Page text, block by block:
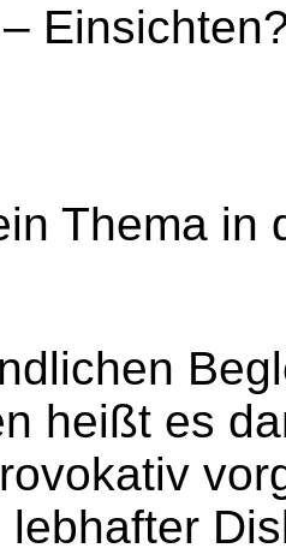
Thema in
heißt es